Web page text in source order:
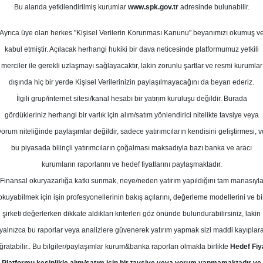
Potansiyeli
Kurum Sayısı
11
8
Çarşamba, 01 Temmuz 2026
Yatırım Hedef Fiyat
MGROS - Migros Ticaret için
AL olarak belirledi
Bu alanda yetkilendirilmiş kurumlar www.spk.gov.tradresinde bulunabilir.
Ayrıca üye olan herkes "Kişisel Verilerin Korunması Kanunu" beyanımızı okumuş ve
kabul etmiştir. Açılacak herhangi hukiki bir dava neticesinde platformumuz yetkili
merciler ile gerekli uzlaşmayı sağlayacaktır, lakin zorunlu şartlar ve resmi kurumlar
dışında hiç bir yerde Kişisel Verilerinizin paylaşılmayacağını da beyan ederiz.
İlgili grup/internet sitesi/kanal hesabı bir yatırım kuruluşu değildir. Burada
gördükleriniz herhangi bir varlık için alım/satım yönlendirici nitelikte tavsiye veya
niteliğinde paylaşımlar değildir, sadece yatırımcıların kendisini geliştirmesi,
bu piyasada bilinçli yatırımcıların çoğalması maksadıyla bazı banka ve aracı
kurumların raporlarını ve hedef fiyatlarını paylaşmaktadır.
Finansal okuryazarlığa katkı sunmak, neye/neden yatırım yapıldığını tam manasıyla
için işin profesyonellerinin bakış açılarını, değerleme modellerini ve
şirketi değerlerken dikkate aldıkları kriterleri göz önünde bulundurabilirsiniz, lakin
yalnızca bu raporlar veya analizlere güvenerek yatırım yapmak sizi maddi
Bu bilgiler/paylaşımlar kurum&banka raporları olmakla birlikte Hedef